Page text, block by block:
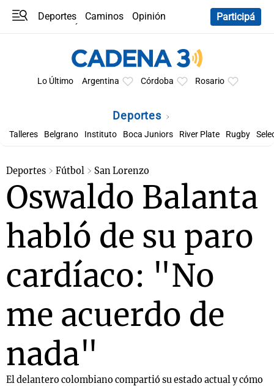
Deportes Caminos
Opinión
Participá
Lo Último Argentina Córdoba Rosario
Deportes
Talleres Belgrano Instituto Boca Juniors River Plate Rugby
Deportes Fútbol San Lorenzo
Oswaldo Balanta
habló de su paro
cardíaco: "No
me acuerdo de
nada"
El delantero colombiano compartió su estado actual y cómo